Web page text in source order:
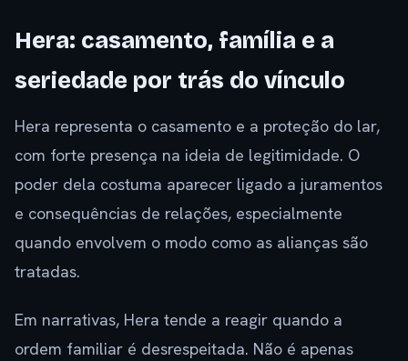
Hera: casamento, família e a
seriedade por trás do vínculo
Hera representa o casamento e a proteção do lar,
com forte presença na ideia de legitimidade. O
poder dela costuma aparecer ligado a juramentos
e consequências de relações, especialmente
quando envolvem o modo como as alianças são
tratadas.
Em narrativas, Hera tende a reagir quando a
ordem familiar é desrespeitada. Não é apenas